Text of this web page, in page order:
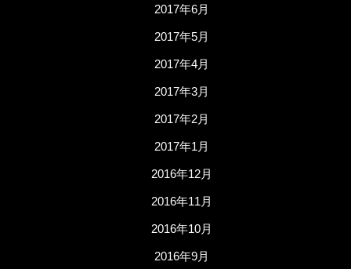
2017年6月
2017年5月
2017年4月
2017年3月
2017年2月
2017年1月
2016年12月
2016年11月
2016年10月
2016年9月